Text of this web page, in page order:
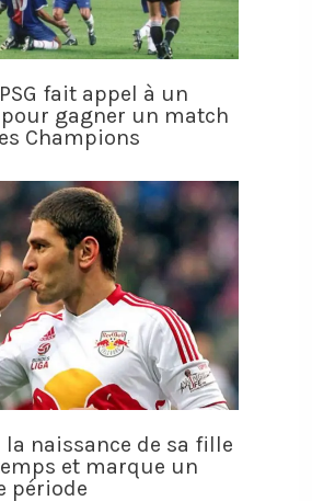
PSG fait appel à un
gagner un match
Champions
la naissance de sa fille
et marque un
période